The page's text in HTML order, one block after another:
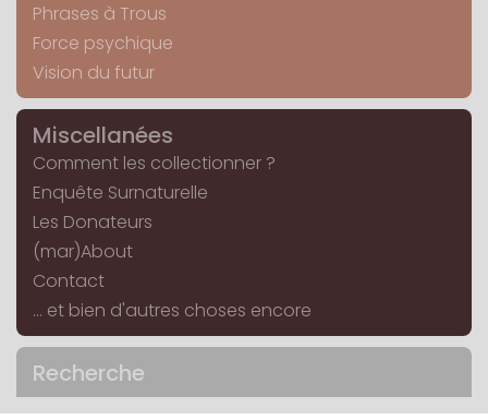
Phrases à Trous
Force psychique
Vision du futur
Miscellanées
Comment les collectionner ?
Enquête Surnaturelle
Les Donateurs
(mar)About
Contact
... et bien d'autres choses encore
Recherche